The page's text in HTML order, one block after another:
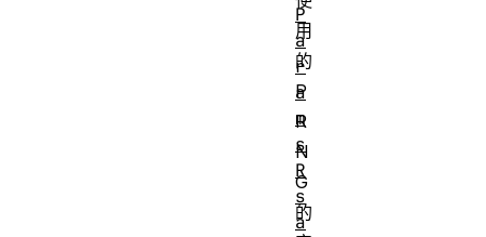
用
的
P
R
N
G
的
P
a
r
a
m
s
R
s
a